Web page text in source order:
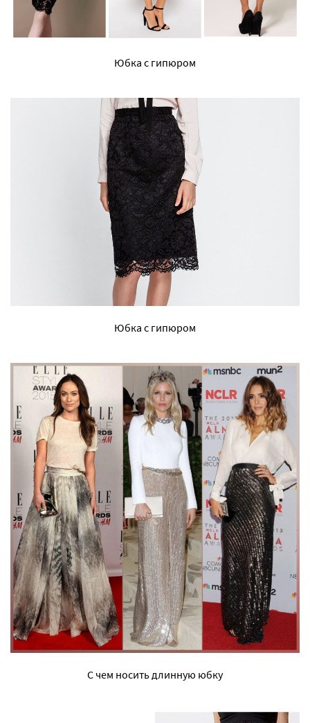
Юбка с гипюром
Юбка с гипюром
С чем носить длинную юбку